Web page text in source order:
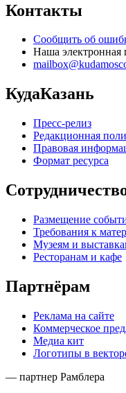
Контакты
Сообщить об
Наша электронная
КудаКазань
Пресс-релиз
Редакционная
Правовая
Формат ресурса
Размещение
Требования к
Музеям и
Ресторанам и кафе
Партнёрам
Реклама на сайте
Коммерческое
Медиа кит
Логотипы в
— партнер Рамблера